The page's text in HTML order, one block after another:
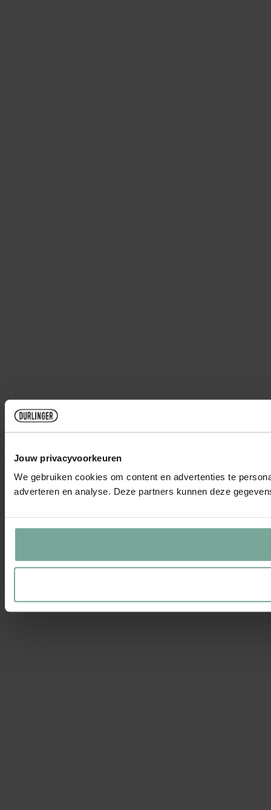
Jouw privacyvoorkeuren
We gebruiken cookies om content en advertenties te
adverteren en analyse. Deze partners kunnen deze